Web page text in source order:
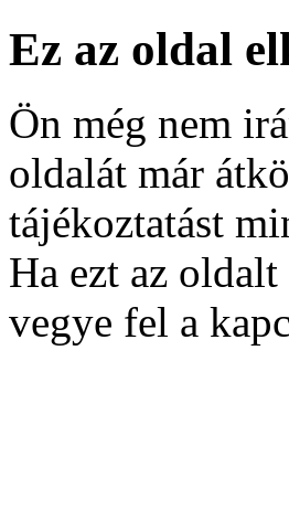
Ez az oldal
Ön még nem
oldalát már
tájékoztatást
Ha ezt az
vegye fel a